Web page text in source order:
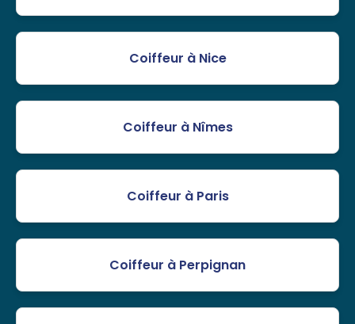
Coiffeur à Nice
Coiffeur à Nîmes
Coiffeur à Paris
Coiffeur à Perpignan